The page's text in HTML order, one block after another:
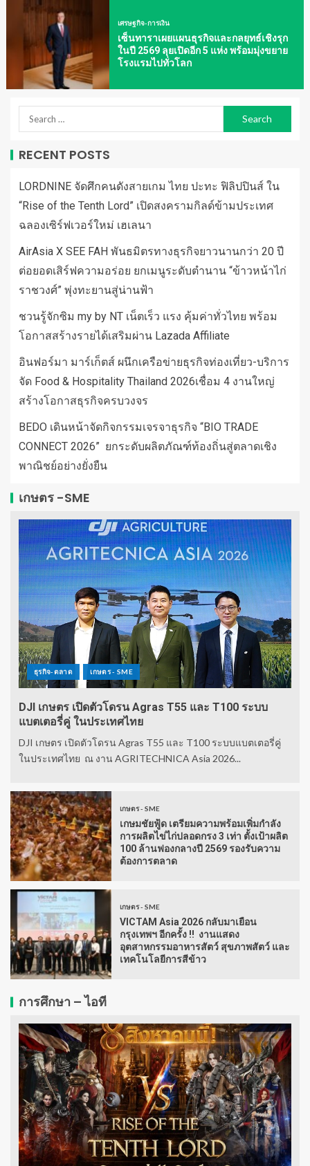
เศรษฐกิจ-การเงิน
เซ็นทาราเผยแผนธุรกิจและกลยุทธ์เชิงรุก
ในปี 2569 ลุยเปิดอีก 5 แห่ง พร้อมมุ่งขยาย
โรงแรมไปทั่วโลก
RECENT POSTS
LORDNINE จัดศึกคนดังสายเกม ไทย ปะทะ ฟิลิปปินส์ ใน
“Rise of the Tenth Lord” เปิดสงครามกิลด์ข้ามประเทศ
ฉลองเซิร์ฟเวอร์ใหม่ เฮเลนา
AirAsia X SEE FAH พันธมิตรทางธุรกิจยาวนานกว่า 20 ปี
ต่อยอดเสิร์ฟความอร่อย ยกเมนูระดับตำนาน “ข้าวหน้าไก่
ราชวงศ์” พุ่งทะยานสู่น่านฟ้า
ชวนรู้จักซิม my by NT เน็ตเร็ว แรง คุ้มค่าทั่วไทย พร้อม
โอกาสสร้างรายได้เสริมผ่าน Lazada Affiliate
อินฟอร์มา มาร์เก็ตส์ ผนึกเครือข่ายธุรกิจท่องเที่ยว-บริการ
จัด Food & Hospitality Thailand 2026เชื่อม 4 งานใหญ่
สร้างโอกาสธุรกิจครบวงจร
BEDO เดินหน้าจัดกิจกรรมเจรจาธุรกิจ “BIO TRADE
CONNECT 2026” ยกระดับผลิตภัณฑ์ท้องถิ่นสู่ตลาดเชิง
พาณิชย์อย่างยั่งยืน
เกษตร -SME
ธุรกิจ-ตลาด เกษตร - SME
DJI เกษตร เปิดตัวโดรน Agras T55 และ T100 ระบบ
แบตเตอรี่คู่ ในประเทศไทย
DJI เกษตร เปิดตัวโดรน Agras T55 และ T100 ระบบแบตเตอรี่คู่
ในประเทศไทย ณ งาน AGRITECHNICA Asia 2026...
เกษตร - SME
เกษมชัยฟู้ด เตรียมความพร้อมเพิ่มกำลัง
การผลิตไข่ไก่ปลอดกรง 3 เท่า ตั้งเป้าผลิต
100 ล้านฟองกลางปี 2569 รองรับความ
ต้องการตลาด
เกษตร - SME
VICTAM Asia 2026 กลับมาเยือน
กรุงเทพฯ อีกครั้ง !! งานแสดง
อุตสาหกรรมอาหารสัตว์ สุขภาพสัตว์ และ
เทคโนโลยีการสีข้าว
การศึกษา – ไอที